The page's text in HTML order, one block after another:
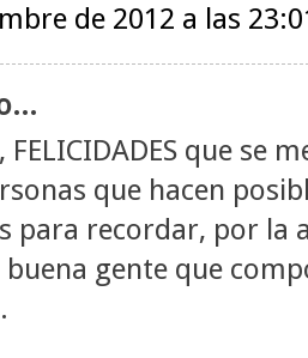
de 2012 a las
FELICIDADES que se
que hacen
para recordar, por la
gente que